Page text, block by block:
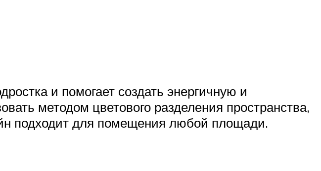
и помогает создать энергичную и
методом цветового разделения пространства,
подходит для помещения любой площади.